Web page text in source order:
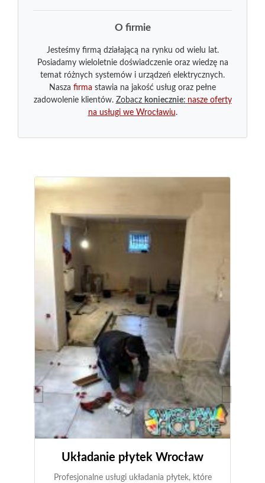
O firmie
Jesteśmy firmą działającą na rynku od wielu lat.
Posiadamy wieloletnie doświadczenie oraz wiedzę na
temat różnych systemów i urządzeń elektrycznych.
Nasza firma stawia na jakość usług oraz pełne
zadowolenie klientów. Zobacz koniecznie: nasze oferty
na usługi we Wrocławiu.
Układanie płytek Wrocław
Profesjonalne usługi układania płytek, które